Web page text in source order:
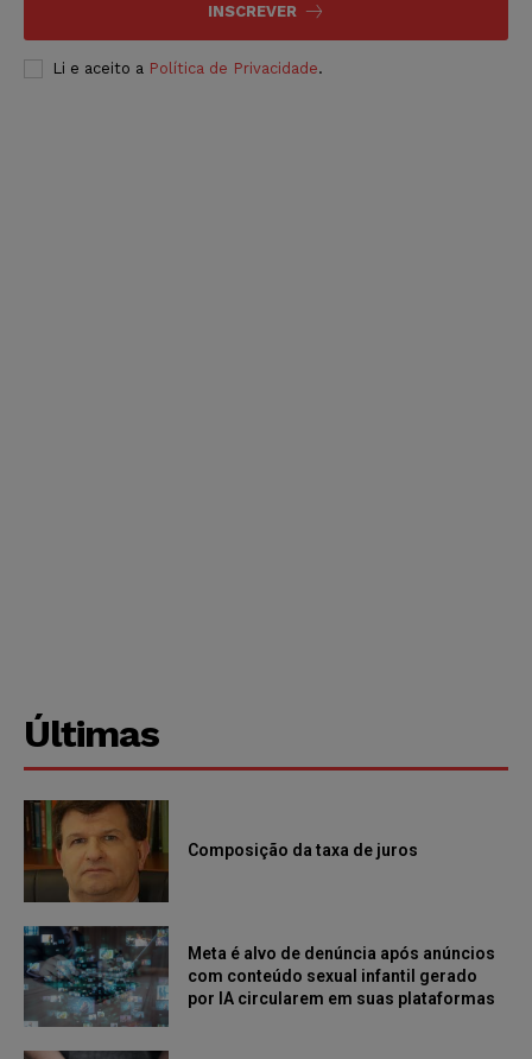
INSCREVER
Li e aceito a Política de Privacidade.
Últimas
Composição da taxa de juros
Meta é alvo de denúncia após anúncios
com conteúdo sexual infantil gerado
por IA circularem em suas plataformas